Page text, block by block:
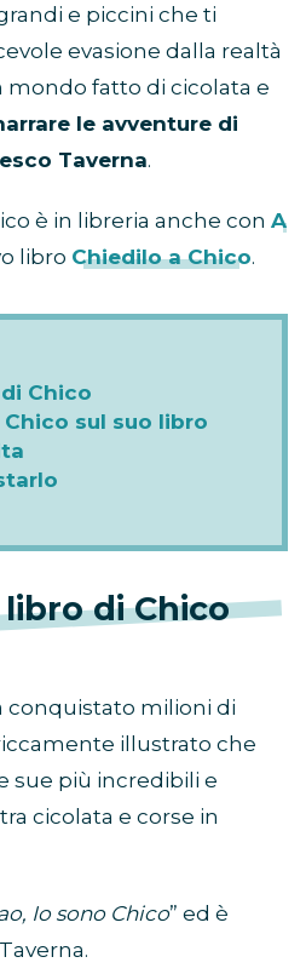
e piccini che ti
evasione dalla realtà
fatto di cicolata e
le avventure di
Taverna.
è in libreria anche con A
libro Chiedilo a Chico.
Chico
sul suo libro
di Chico
conquistato milioni di
illustrato che
sue più incredibili e
cicolata e corse in
Io sono Chico” ed è